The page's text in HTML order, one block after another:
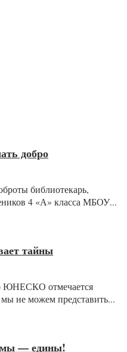
добро
библиотекарь,
4 «А» класса МБОУ...
тайны
ЮНЕСКО отмечается
не можем представить...
— едины!